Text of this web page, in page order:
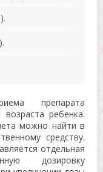
препарата
ребенка.
можно найти в
средству.
отдельная
дозировку